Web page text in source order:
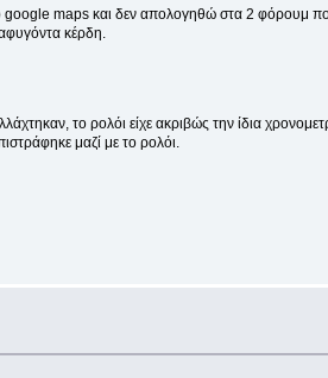
google maps και δεν απολογηθώ στα 2 φόρουμ
κέρδη.
το ρολόι είχε ακριβώς την ίδια
μαζί με το ρολόι.